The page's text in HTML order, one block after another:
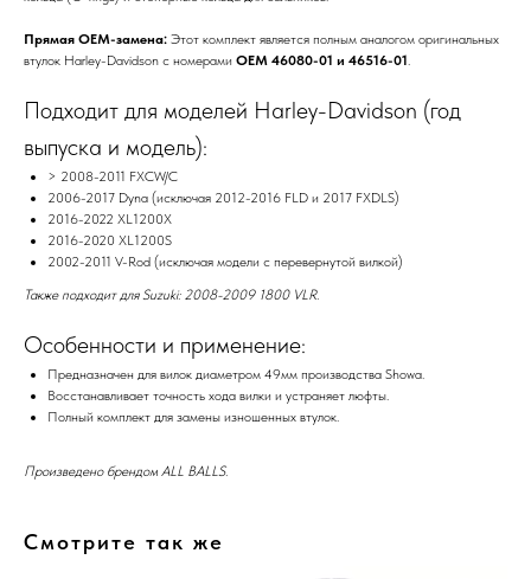
Прямая OEM-замена: Этот комплект является полным аналогом оригинальных
втулок Harley-Davidson с номерами OEM 46080-01 и 46516-01.
Подходит для моделей Harley-Davidson (год
выпуска и модель):
> 2008-2011 FXCW/C
2006-2017 Dyna (исключая 2012-2016 FLD и 2017 FXDLS)
2016-2022 XL1200X
2016-2020 XL1200S
2002-2011 V-Rod (исключая модели с перевернутой вилкой)
Также подходит для Suzuki: 2008-2009 1800 VLR.
Особенности и применение:
Предназначен для вилок диаметром 49мм производства Showa.
Восстанавливает точность хода вилки и устраняет люфты.
Полный комплект для замены изношенных втулок.
Произведено брендом ALL BALLS.
Смотрите так же